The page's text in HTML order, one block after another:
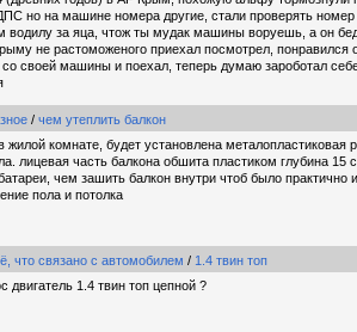
но на машине номера другие, стали проверять
водилу за яца, чтож ты мудак машины воруешь, а он
не растоможеного приехал посмотрел, понравился
своей машины и поехал, теперь думаю зароботал
/ чем утеплить балкон
жилой комнате, будет установлена металопластиковая
лицевая часть балкона обшита пластиком глубина 15
чем зашить балкон внутри чтоб было практично
пола и потолка
что связано с автомобилем / 1.4 твин топ
двигатель 1.4 твин топ цепной ?